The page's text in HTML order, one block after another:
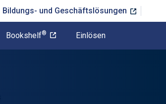
Bildungs- und Geschäftslösungen
Bookshelf® Einlösen